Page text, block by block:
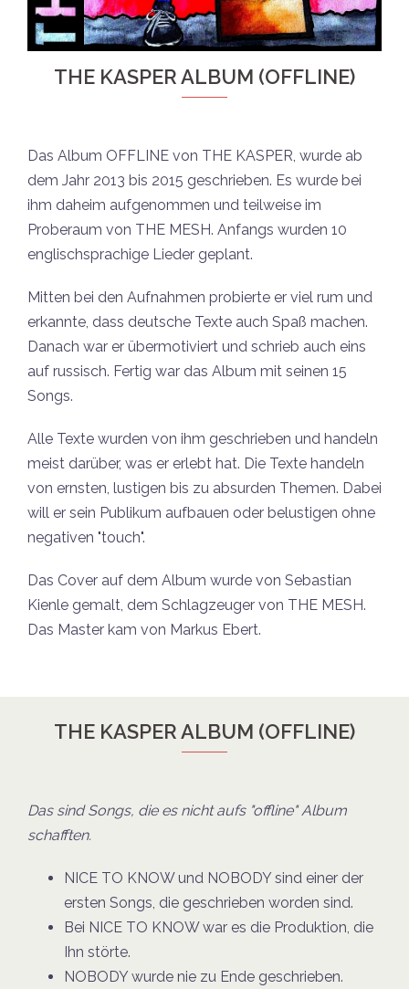
THE KASPER ALBUM (OFFLINE)
Das Album OFFLINE von THE KASPER, wurde ab
dem Jahr 2013 bis 2015 geschrieben. Es wurde bei
ihm daheim aufgenommen und teilweise im
Proberaum von THE MESH. Anfangs wurden 10
englischsprachige Lieder geplant.
Mitten bei den Aufnahmen probierte er viel rum und
erkannte, dass deutsche Texte auch Spaß machen.
Danach war er übermotiviert und schrieb auch eins
auf russisch. Fertig war das Album mit seinen 15
Songs.
Alle Texte wurden von ihm geschrieben und handeln
meist darüber, was er erlebt hat. Die Texte handeln
von ernsten, lustigen bis zu absurden Themen. Dabei
will er sein Publikum aufbauen oder belustigen ohne
negativen "touch".
Das Cover auf dem Album wurde von Sebastian
Kienle gemalt, dem Schlagzeuger von THE MESH.
Das Master kam von Markus Ebert.
THE KASPER ALBUM (OFFLINE)
Das sind Songs, die es nicht aufs "offline" Album
schafften.
NICE TO KNOW und NOBODY sind einer der
ersten Songs, die geschrieben worden sind.
Bei NICE TO KNOW war es die Produktion, die
Ihn störte.
NOBODY wurde nie zu Ende geschrieben.